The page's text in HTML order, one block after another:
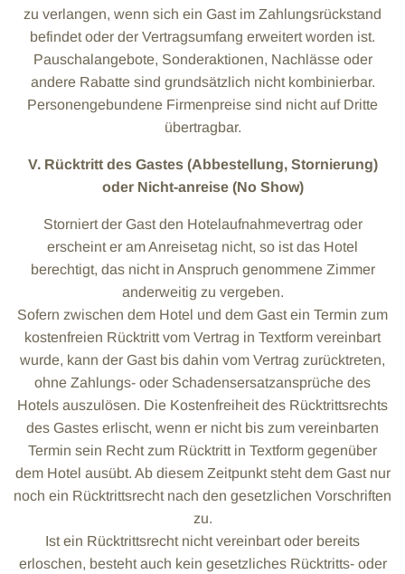
zu verlangen, wenn sich ein Gast im Zahlungsrückstand
befindet oder der Vertragsumfang erweitert worden ist.
Pauschalangebote, Sonderaktionen, Nachlässe oder
andere Rabatte sind grundsätzlich nicht kombinierbar.
Personengebundene Firmenpreise sind nicht auf Dritte
übertragbar.
V. Rücktritt des Gastes (Abbestellung, Stornierung)
oder Nicht-anreise (No Show)
Storniert der Gast den Hotelaufnahmevertrag oder
erscheint er am Anreisetag nicht, so ist das Hotel
berechtigt, das nicht in Anspruch genommene Zimmer
anderweitig zu vergeben.
Sofern zwischen dem Hotel und dem Gast ein Termin zum
kostenfreien Rücktritt vom Vertrag in Textform vereinbart
wurde, kann der Gast bis dahin vom Vertrag zurücktreten,
ohne Zahlungs- oder Schadensersatzansprüche des
Hotels auszulösen. Die Kostenfreiheit des Rücktrittsrechts
des Gastes erlischt, wenn er nicht bis zum vereinbarten
Termin sein Recht zum Rücktritt in Textform gegenüber
dem Hotel ausübt. Ab diesem Zeitpunkt steht dem Gast nur
noch ein Rücktrittsrecht nach den gesetzlichen Vorschriften
zu.
Ist ein Rücktrittsrecht nicht vereinbart oder bereits
erloschen, besteht auch kein gesetzliches Rücktritts- oder